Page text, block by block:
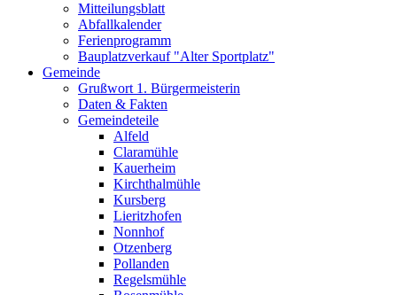
Mitteilungsblatt
Abfallkalender
Ferienprogramm
Bauplatzverkauf "Alter Sportplatz"
Gemeinde
Grußwort 1. Bürgermeisterin
Daten & Fakten
Gemeindeteile
Alfeld
Claramühle
Kauerheim
Kirchthalmühle
Kursberg
Lieritzhofen
Nonnhof
Otzenberg
Pollanden
Regelsmühle